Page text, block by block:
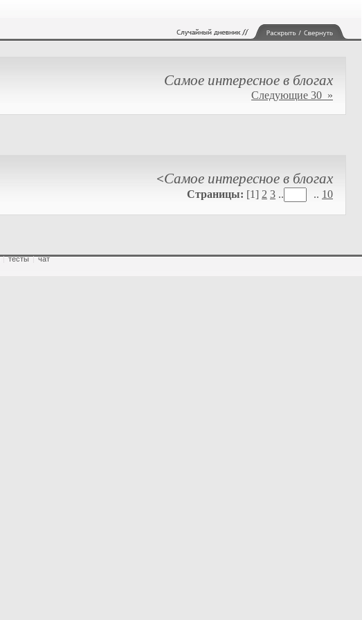
Самое интересное в блогах
Следующие 30 »
<Самое интересное в блогах
Страницы: [1] 2 3 .. .. 10
| тесты | чат